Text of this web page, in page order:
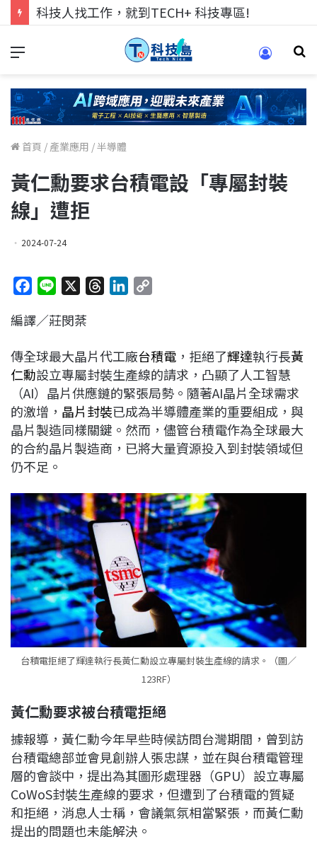
首頁 / 產業應用 /半導體
黃仁勳要求台積電設「專屬封裝
線」遭拒
2024-07-24
c
b
o
o
k
n
a
d
s
e
d
I
n
L
i
n
k
編譯／莊閔棻
傳全球最大晶片代工廠台積電 ，拒絕了輝達執行長黃
仁勳設立專屬封裝生產線的請求，凸顯了人工智慧
（AI）晶片供應鏈的緊張局勢。隨著AI晶片全球需求
的激增， 晶片封裝已成為半導體產業的重要組成，與
晶片製造同樣關鍵。然而，儘管台積電作為全球最大
的合約晶片製造商，已將大量資源投入到封裝領域但
仍不足。
台積電拒絕了輝達執行長黃仁勳設立專屬封裝生產線的請求。（圖／
123RF）
黃仁勳要求被台積電拒絕
據報導，黃仁勳今年早些時候訪問台灣期間，曾到訪
台積電總部並會見創辦人張忠謀，並在與台積電管理
層的會談中，提出為其圖形處理器（GPU）設立專屬
CoWoS封裝生產線的要求，但遭到了台積電的質疑
和拒絕，消息人士稱，會議氣氛相當緊張，而黃仁勳
提出的問題也未能解決。